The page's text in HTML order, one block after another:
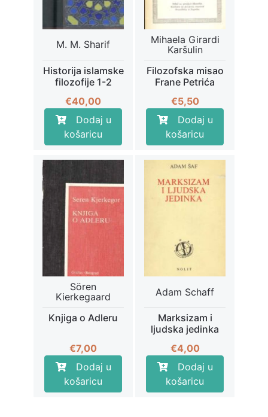
M. M. Sharif
Historija islamske
filozofije 1-2
€40,00
Dodaj u
košaricu
Mihaela Girardi
Karšulin
Filozofska misao
Frane Petrića
€5,50
Dodaj u
košaricu
Sören
Kierkegaard
Knjiga o Adleru
€7,00
Dodaj u
košaricu
Adam Schaff
Marksizam i
ljudska jedinka
€4,00
Dodaj u
košaricu